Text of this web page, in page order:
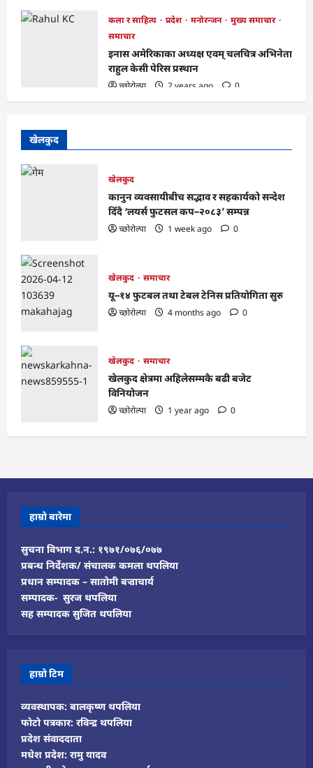
कला र साहित्य प्रदेश मनोरन्जन
मुख्य समाचार
समाचार
इनास अमेरिकाका अध्यक्ष एवम् चलचित्र अभिनेता
राहुल केसी पेरिस प्रस्थान
च्छोरोल्पा
2 years ago 0
खेलकुद
खेलकुद
कानुन व्यवसायीबीच सद्भाव र सहकार्यको सन्देश
दिँदै ‘लयर्स फुटसल कप–२०८३’ सम्पन्न
च्छोरोल्पा
1 week ago 0
खेलकुद
समाचार
यू–१४ फुटबल तथा टेबल टेनिस प्रतियोगिता सुरु
च्छोरोल्पा
4 months ago 0
खेलकुद
समाचार
खेलकुद क्षेत्रमा अहिलेसम्मकै बढी बजेट
विनियोजन
च्छोरोल्पा
1 year ago 0
हाम्रो बारेमा
सुचना विभाग द.न.: १९७१/०७६/०७७
प्रबन्ध निर्देशक/ संचालक कमला थपलिया
प्रधान सम्पादक – सातोमी बज्राचार्य
सम्पादक- सुरज थपलिया
सह सम्पादक सुजित थपलिया
हाम्रो टिम
व्यवस्थापक: बालकृष्ण थपलिया
फोटो पत्रकार: रविन्द्र थपलिया
प्रदेश संवाददाता
मधेश प्रदेश: रामु यादव